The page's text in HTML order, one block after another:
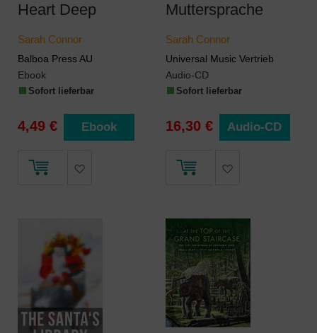
Heart Deep
Sarah Connor
Balboa Press AU
Ebook
Sofort lieferbar
4,49 € Ebook
Muttersprache
Sarah Connor
Universal Music Vertrieb
Audio-CD
Sofort lieferbar
16,30 € Audio-CD